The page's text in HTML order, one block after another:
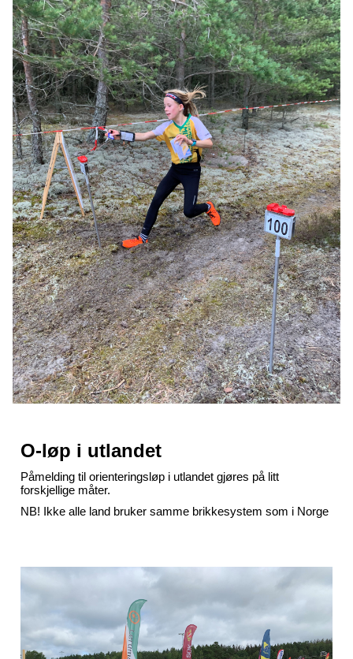
O-løp i utlandet
Påmelding til orienteringsløp i utlandet gjøres på litt
forskjellige måter.
NB! Ikke alle land bruker samme brikkesystem som i Norge